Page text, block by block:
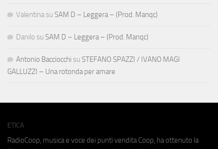
Valentina su SAM D – Leggera – (Prod. Manqc)
Danilo su SAM D – Leggera – (Prod. Manqc)
Antonio Bacciocchi su STEFANO SPAZZI / IVANO MAGI
GALLUZZI – Una rotonda per amare
ETICA
RadioCoop, musica e voce dei punti vendita Coop, ha ottenuto la